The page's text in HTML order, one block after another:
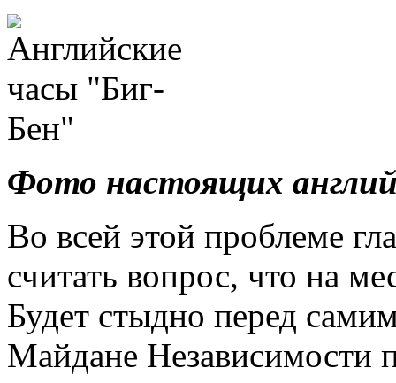
Фото настоящих
Во всей этой проблеме
считать вопрос, что на
Будет стыдно перед
Майдане Независимости